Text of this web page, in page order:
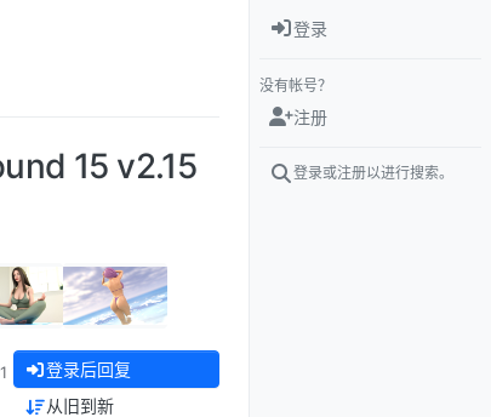
15 v2.15
登录后回复
从旧到新
登录
没有帐号？
注册
登录或注册以进行搜索。